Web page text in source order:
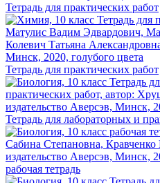
Тетрадь для практических работ
Тетрадь для практических работ
Тетрадь для лабораторных и
рабочая тетрадь